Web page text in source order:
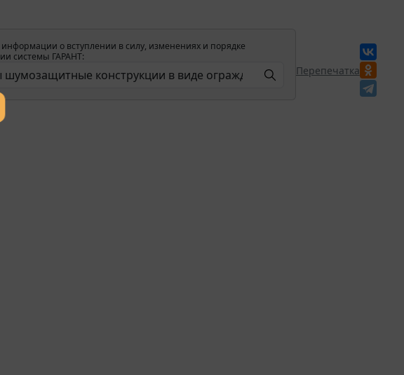
о вступлении в силу, изменениях и порядке
системы ГАРАНТ:
Перепечатка